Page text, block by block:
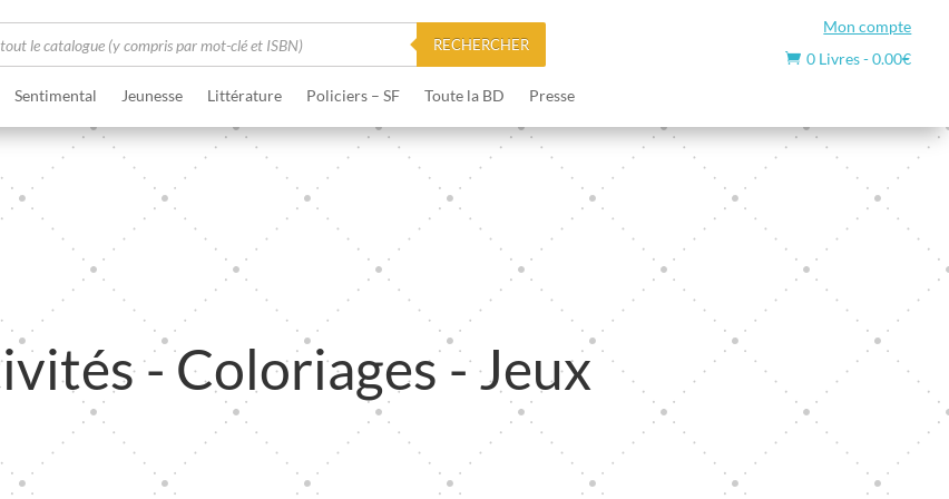
RECHERCHER
Mon compte
 0 Livres-0.00€
Sentimental Jeunesse Littérature Policiers – SF Toute la BD Presse
- Coloriages - Jeux